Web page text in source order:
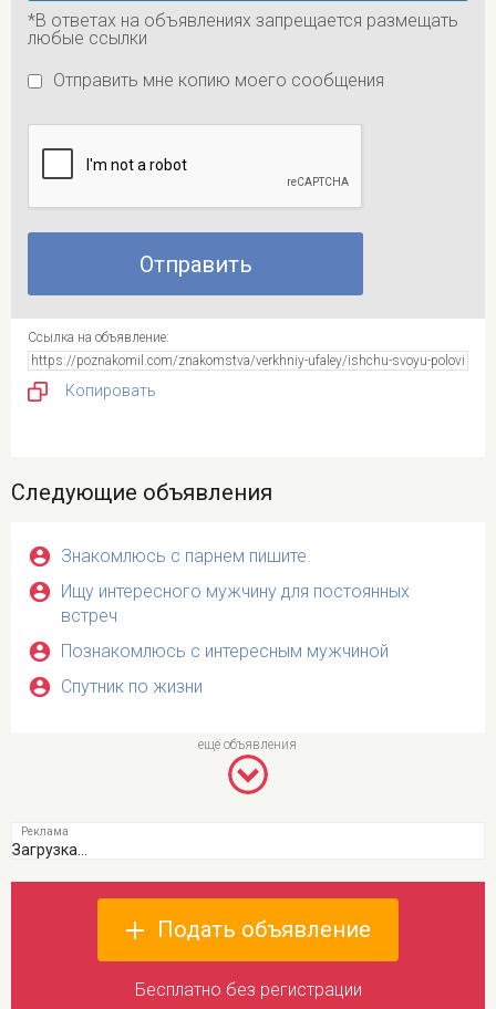
*В ответах на объявлениях запрещается размещать
любые ссылки
Отправить мне копию моего сообщения
Ссылка на объявление:
Копировать
Следующие объявления
Знакомлюсь с парнем пишите.
Ищу интересного мужчину для постоянных
встреч
Познакомлюсь с интересным мужчиной
Спутник по жизни
Загрузка...
Подать объявление
Бесплатно без регистрации